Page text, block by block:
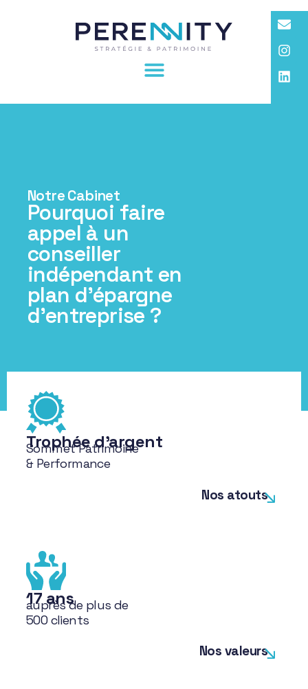
Notre Cabinet
Pourquoi faire
appel à un
conseiller
indépendant en
plan d’épargne
d’entreprise ?
Trophée d'argent
Sommet Patrimoine
& Performance
Nos atouts
17 ans
auprès de plus de
500 clients
Nos valeurs